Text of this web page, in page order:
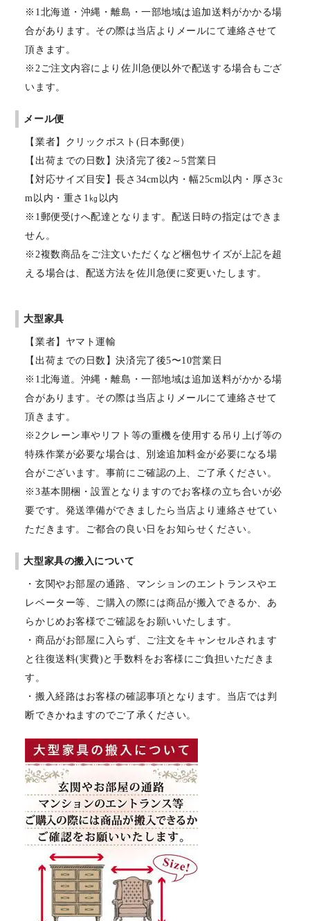
※1北海道・沖縄・離島・一部地域は追加送料がかかる場
合があります。その際は当店よりメールにて連絡させて
頂きます。
※2ご注文内容により佐川急便以外で配送する場合もござ
います。
メール便
【業者】クリックポスト(日本郵便）
【出荷までの日数】決済完了後2～5営業日
【対応サイズ目安】長さ34cm以内・幅25cm以内・厚さ3c
m以内・重さ1㎏以内
※1郵便受けへ配達となります。配送日時の指定はできま
せん。
※2複数商品をご注文いただくなど梱包サイズが上記を超
える場合は、配送方法を佐川急便に変更いたします。
大型家具
【業者】ヤマト運輸
【出荷までの日数】決済完了後5〜10営業日
※1北海道。沖縄・離島・一部地域は追加送料がかかる場
合があります。その際は当店よりメールにて連絡させて
頂きます。
※2クレーン車やリフト等の重機を使用する吊り上げ等の
特殊作業が必要な場合は、別途追加料金が必要になる場
合がございます。事前にご確認の上、ご了承ください。
※3基本開梱・設置となりますのでお客様の立ち合いが必
要です。発送準備ができましたら当店より連絡させてい
ただきます。ご都合の良い日をお知らせください。
大型家具の搬入について
・玄関やお部屋の通路、マンションのエントランスやエ
レベーター等、ご購入の際には商品が搬入できるか、あ
らかじめお客様でご確認をお願いいたします。
・商品がお部屋に入らず、ご注文をキャンセルされます
と往復送料(実費)と手数料をお客様にご負担いただきま
す。
・搬入経路はお客様の確認事項となります。当店では判
断できかねますのでご了承ください。